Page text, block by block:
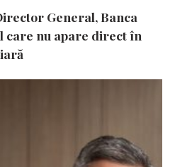
General, Banca
care nu apare direct în